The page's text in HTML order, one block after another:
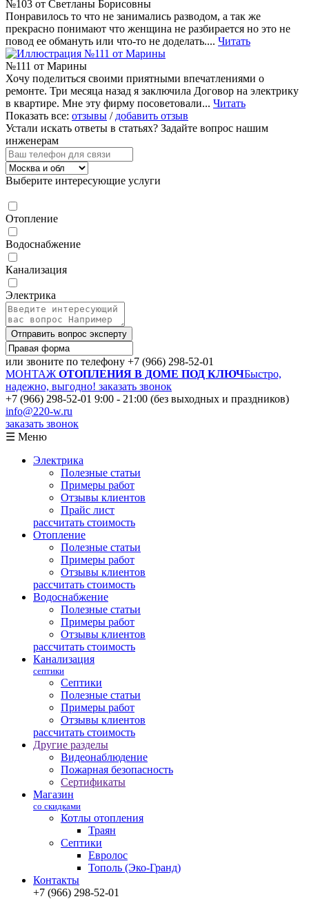
№103 от Светланы Борисовны
Понравилось то что не занимались разводом, а так же
прекрасно понимают что женщина не разбирается но это не
повод ее обмануть или что-то не доделать.... Читать
№111 от Марины
Хочу поделиться своими приятными впечатлениями о
ремонте. Три месяца назад я заключила Договор на электрику
в квартире. Мне эту фирму посоветовали... Читать
Показать все: отзывы / добавить отзыв
Устали искать ответы в статьях? Задайте вопрос нашим
инженерам
Выберите интересующие услуги
Отопление
Водоснабжение
Канализация
Электрика
Отправить вопрос эксперту
или звоните по телефону +7 (966) 298-52-01
МОНТАЖ ОТОПЛЕНИЯ В ДОМЕ ПОД КЛЮЧБыстро,
надежно, выгодно! заказать звонок
+7 (966) 298-52-01 9:00 - 21:00 (без выходных и праздников)
info@220-w.ru
заказать звонок
☰ Меню
Электрика
Полезные статьи
Примеры работ
Отзывы клиентов
Прайс лист
рассчитать стоимость
Отопление
Полезные статьи
Примеры работ
Отзывы клиентов
рассчитать стоимость
Водоснабжение
Полезные статьи
Примеры работ
Отзывы клиентов
рассчитать стоимость
Канализация
септики
Септики
Полезные статьи
Примеры работ
Отзывы клиентов
рассчитать стоимость
Другие разделы
Видеонаблюдение
Пожарная безопасность
Сертификаты
Магазин
со скидками
Котлы отопления
Траян
Септики
Евролос
Тополь (Эко-Гранд)
Контакты
+7 (966) 298-52-01